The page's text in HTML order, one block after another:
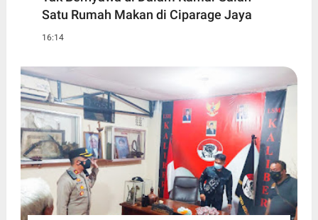
Satu Rumah Makan di Ciparage Jaya
16:14